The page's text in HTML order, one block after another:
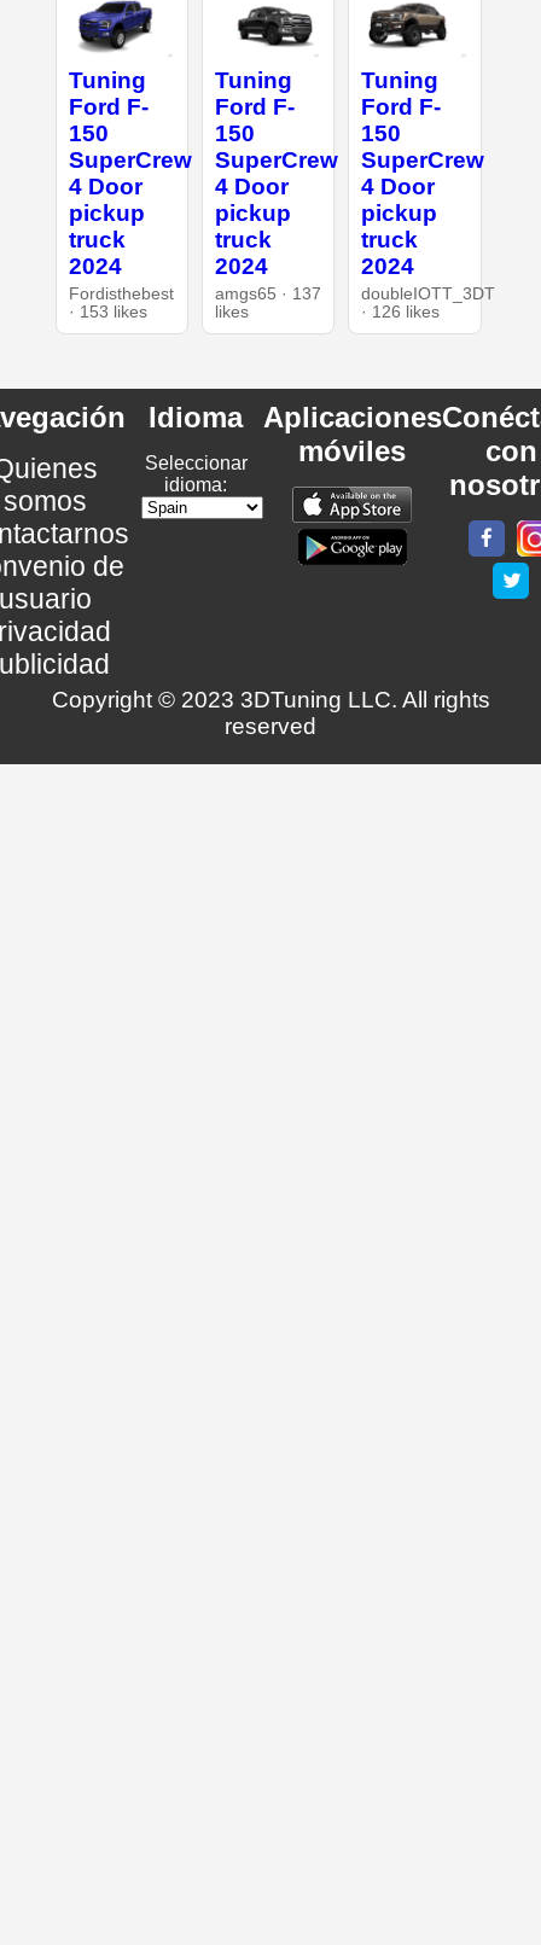
Tuning
Ford F-
150
SuperCrew
4 Door
pickup
truck
2024
Fordisthebest
· 153 likes
Tuning
Ford F-
150
SuperCrew
4 Door
pickup
truck
2024
amgs65 · 137
likes
Tuning
Ford F-
150
SuperCrew
4 Door
pickup
truck
2024
doubleIOTT_3DT
· 126 likes
somos
de
Idioma
Seleccionar
idioma:
Aplicaciones
móviles
con
Copyright © 2023 3DTuning LLC. All rights
reserved